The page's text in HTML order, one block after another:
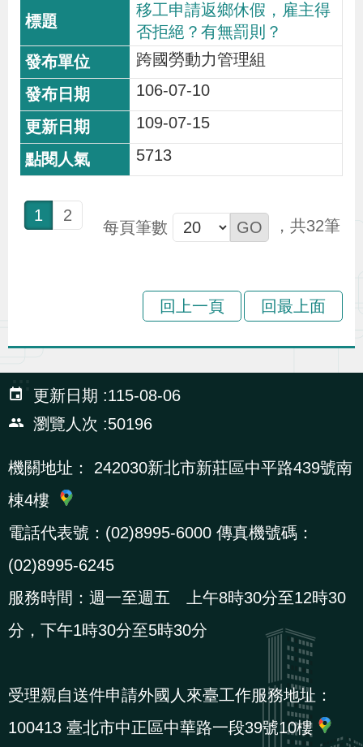
移工申請返鄉休假，雇主得
否拒絕？有無罰則？
跨國勞動力管理組
106-07-10
109-07-15
5713
1 2
每頁筆數 32
回上一頁 回最上面
:::
更新日期
115-08-06
瀏覽人次
50196
機關地址：
242030新北市新莊區中平路439號南
棟4樓
電話代表號：(02)8995-6000 傳真機號碼：
(02)8995-6245
服務時間：週一至週五 上午8時30分至12時30
分，下午1時30分至5時30分
受理親自送件申請外國人來臺工作服務地址：
100413 臺北市中正區中華路一段39號10樓